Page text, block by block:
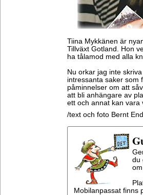
Tiina Mykkänen är
Tillväxt Gotland. Hon
ha tålamod med alla
Nu orkar jag inte
intressanta saker som
påminnelser om att
att bli anhängare av
ett och annat kan vara
/text och foto Bernt
du
Mobilanpassat finns